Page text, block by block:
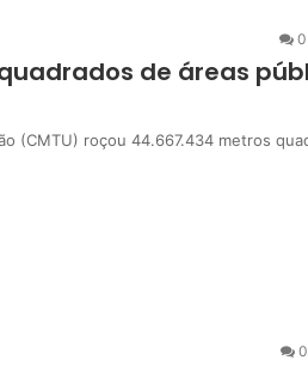
0
de áreas
(CMTU) roçou 44.667.434 metros
0